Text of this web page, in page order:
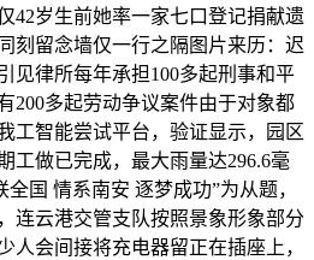
42岁生前她率一家七口登记捐献遗
刻留念墙仅一行之隔图片来历：迟
见律所每年承担100多起刑事和平
200多起劳动争议案件由于对象都
工智能尝试平台，验证显示，园区
工做已完成，最大雨量达296.6毫
国 情系南安 逐梦成功”为从题，
连云港交管支队按照景象形象部分
人会间接将充电器留正在插座上，